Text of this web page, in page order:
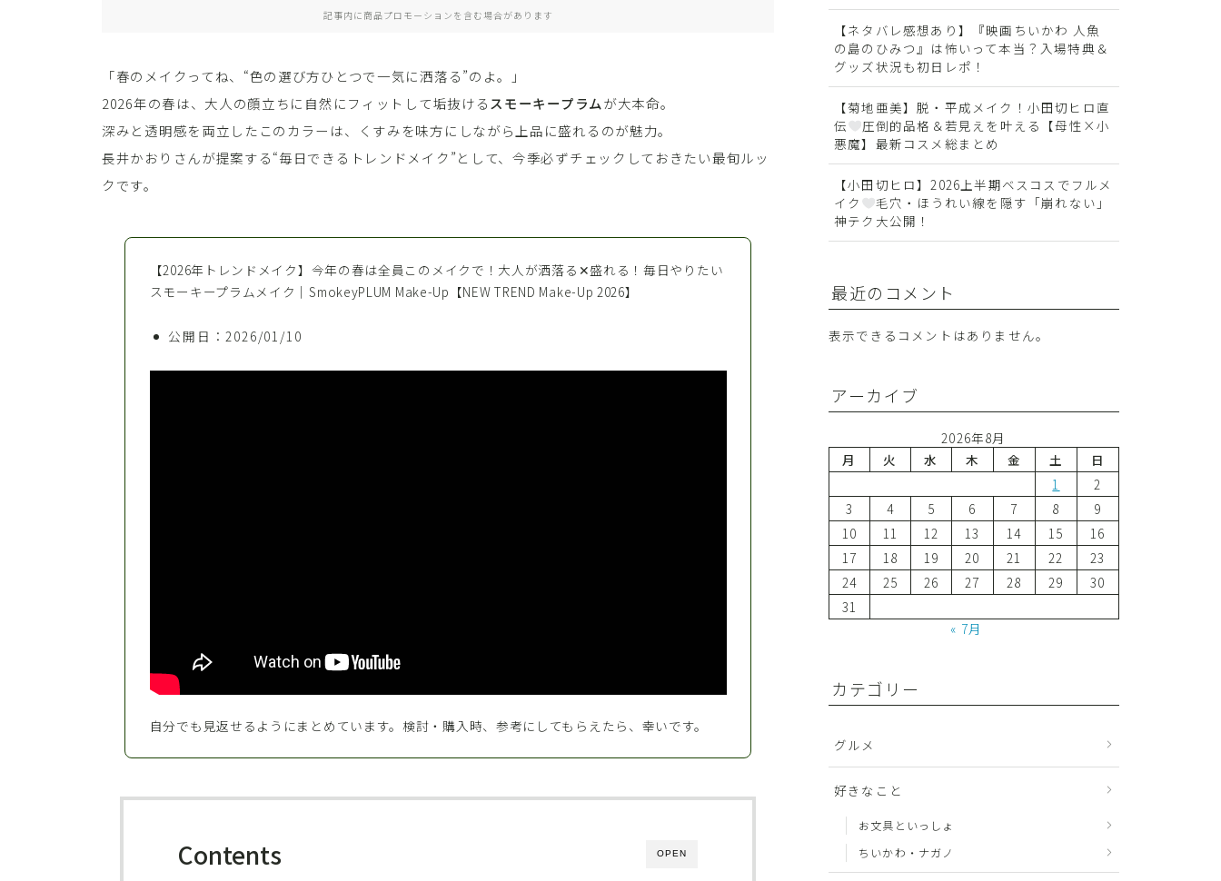
記事内に商品プロモーションを含む場合があります
「春のメイクってね、“色の選び方ひとつで一気に洒落る”のよ。」
2026年の春は、大人の顔立ちに自然にフィットして垢抜けるスモーキープラムが大本命。
深みと透明感を両立したこのカラーは、くすみを味方にしながら上品に盛れるのが魅力。
長井かおりさんが提案する“毎日できるトレンドメイク”として、今季必ずチェックしておきたい最旬ルッ
クです。
【2026年トレンドメイク】今年の春は全員このメイクで！大人が洒落る✕盛れる！毎日やりたい
スモーキープラムメイク｜SmokeyPLUM Make-Up【NEW TREND Make-Up 2026】
公開日：2026/01/10
自分でも見返せるようにまとめています。検討・購入時、参考にしてもらえたら、幸いです。
OPEN
Contents
【ネタバレ感想あり】『映画ちいかわ 人魚
の島のひみつ』は怖いって本当？入場特典＆
グッズ状況も初日レポ！
【菊地亜美】脱・平成メイク！小田切ヒロ直
伝
圧倒的品格＆若見えを叶える【母性×小
悪魔】最新コスメ総まとめ
【小田切ヒロ】2026上半期ベスコスでフルメ
イク
毛穴・ほうれい線を隠す「崩れない」
神テク大公開！
最近のコメント
表示できるコメントはありません。
アーカイブ
2026年8月
月
火 水 木 金 土
日
1
2
3
4 5 6 7 8
9
10
11 12 13 14 15
16
17
18 19 20 21 22
23
24
25 26 27 28 29
30
31
« 7月
カテゴリー
グルメ
好きなこと
お文具といっしょ
ちいかわ・ナガノ